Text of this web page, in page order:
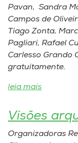
Pavan, Sandra
Campos de
Tiago Zonta,
Pagliari, Rafael
Carlesso Grando
gratuitamente.
leia mais
Visões
Organizadoras